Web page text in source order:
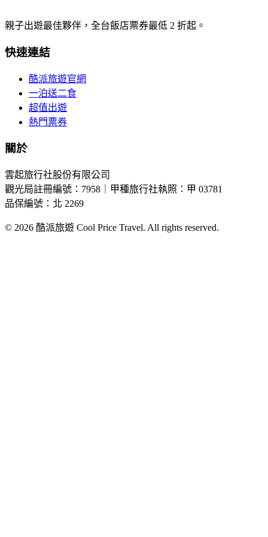
親子出遊最佳夥伴，全台飯店票券最低 2 折起。
快速連結
酷派旅遊官網
一泊送二食
超值出遊
熱門票券
關於
雲起旅行社股份有限公司
觀光局註冊編號：7958｜甲種旅行社執照：甲 03781
品保編號：北 2269
© 2026 酷派旅遊 Cool Price Travel. All rights reserved.